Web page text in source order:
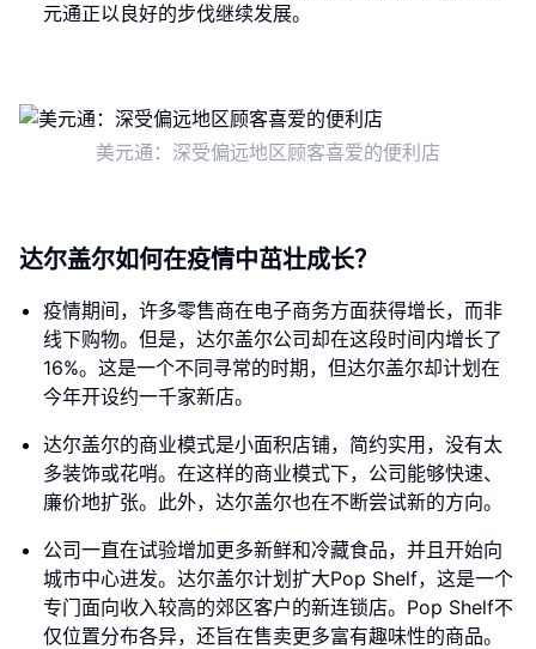
元通正以良好的步伐继续发展。
美元通：深受偏远地区顾客喜爱的便利店
达尔盖尔如何在疫情中茁壮成长？
疫情期间，许多零售商在电子商务方面获得增长，而非
线下购物。但是，达尔盖尔公司却在这段时间内增长了
16%。这是一个不同寻常的时期，但达尔盖尔却计划在
今年开设约一千家新店。
达尔盖尔的商业模式是小面积店铺，简约实用，没有太
多装饰或花哨。在这样的商业模式下，公司能够快速、
廉价地扩张。此外，达尔盖尔也在不断尝试新的方向。
公司一直在试验增加更多新鲜和冷藏食品，并且开始向
城市中心进发。达尔盖尔计划扩大Pop Shelf，这是一个
专门面向收入较高的郊区客户的新连锁店。Pop Shelf不
仅位置分布各异，还旨在售卖更多富有趣味性的商品。